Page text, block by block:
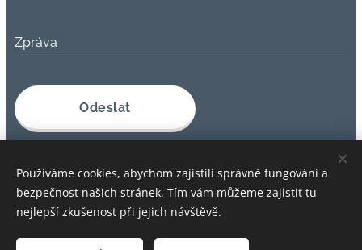
Zpráva
Odeslat
Používáme cookies, abychom zajistili správné fungování a
bezpečnost našich stránek. Tím vám můžeme zajistit tu
nejlepší zkušenost při jejich návštěvě.